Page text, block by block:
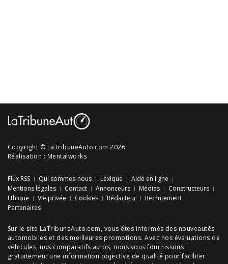
Copyright © LaTribuneAuto.com 2026
Réalisation : Mentalworks
Flux RSS Qui sommes-nous Lexique
Aide en ligne
Mentions légales
Contact Annonceurs Médias
Constructeurs
Ethique
Vie privée Cookies Rédacteur
Recrutement
Partenaires
Sur le site LaTribuneAuto.com, vous êtes informés des nouveautés
automobiles et des meilleures promotions. Avec nos évaluations de
véhicules, nos comparatifs autos, nous vous fournissons
gratuitement une information objective de qualité pour faciliter